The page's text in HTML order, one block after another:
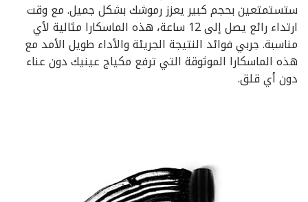
ستستمتعين بحجم كبير يعزز رموشك بشكل جميل. مع وقت
ارتداء رائع يصل إلى 12 ساعة، هذه الماسكارا مثالية لأي
مناسبة. جربي فوائد النتيجة الجريئة والأداء طويل الأمد مع
هذه الماسكارا الموثوقة التي ترفع مكياج عينيك دون عناء
دون أي قلق.